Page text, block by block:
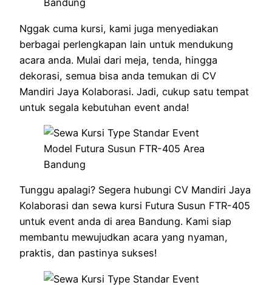
Nggak cuma kursi, kami juga menyediakan
berbagai perlengkapan lain untuk mendukung
acara anda. Mulai dari meja, tenda, hingga
dekorasi, semua bisa anda temukan di CV
Mandiri Jaya Kolaborasi. Jadi, cukup satu tempat
untuk segala kebutuhan event anda!
Tunggu apalagi? Segera hubungi CV Mandiri Jaya
Kolaborasi dan sewa kursi Futura Susun FTR-405
untuk event anda di area Bandung. Kami siap
membantu mewujudkan acara yang nyaman,
praktis, dan pastinya sukses!